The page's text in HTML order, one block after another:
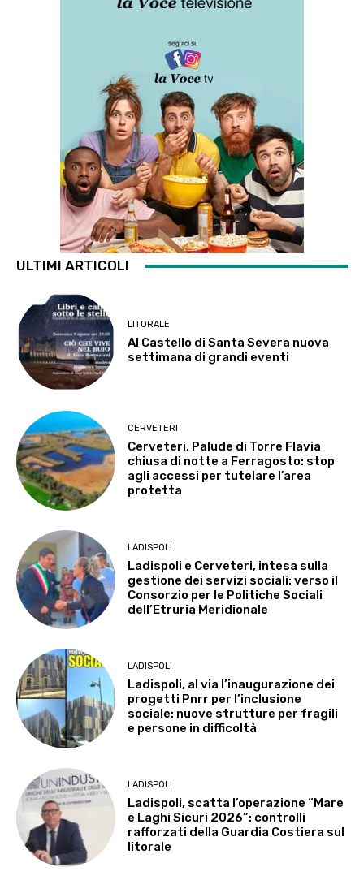
ULTIMI ARTICOLI
LITORALE
Al Castello di Santa Severa nuova
settimana di grandi eventi
CERVETERI
Cerveteri, Palude di Torre Flavia
chiusa di notte a Ferragosto: stop
agli accessi per tutelare l’area
protetta
LADISPOLI
Ladispoli e Cerveteri, intesa sulla
gestione dei servizi sociali: verso il
Consorzio per le Politiche Sociali
dell’Etruria Meridionale
LADISPOLI
Ladispoli, al via l’inaugurazione dei
progetti Pnrr per l’inclusione
sociale: nuove strutture per fragili
e persone in difficoltà
LADISPOLI
Ladispoli, scatta l’operazione “Mare
e Laghi Sicuri 2026”: controlli
rafforzati della Guardia Costiera sul
litorale